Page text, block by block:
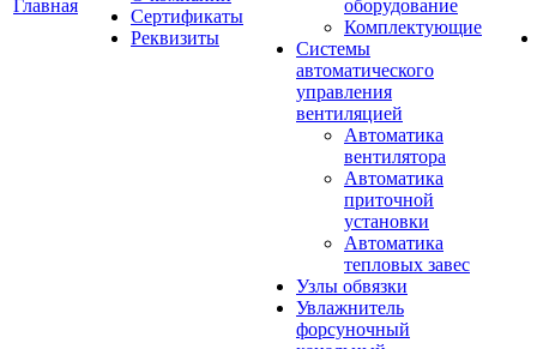
Главная
Сертификаты
Реквизиты
оборудование
Комплектующие
Системы
автоматического
управления
вентиляцией
Автоматика
вентилятора
Автоматика
приточной
установки
Автоматика
тепловых завес
Узлы обвязки
Увлажнитель
форсуночный